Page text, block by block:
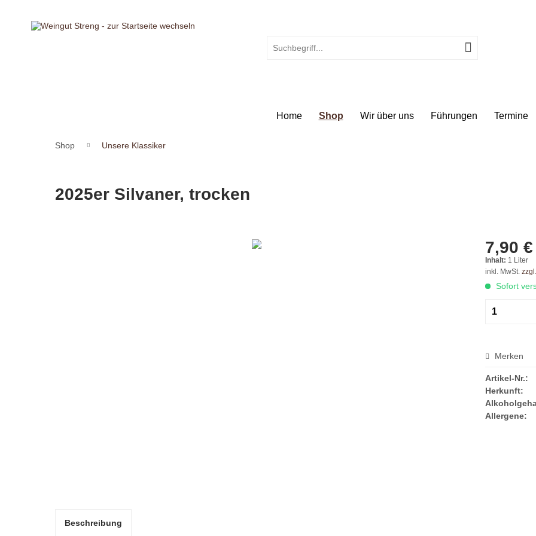
Home Shop Wir über uns Führungen Termine
Shop Unsere Klassiker
2025er Silvaner, trocken
7,90
Inhalt: 1 Liter
inkl. MwSt.
Sofort
Merken
Artikel-Nr.:
Herkunft:
Allergene:
Beschreibung